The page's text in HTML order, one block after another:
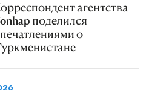
агентства
поделился
о